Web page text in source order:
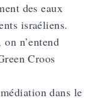
des eaux
israéliens.
n’entend
Croos
dans le